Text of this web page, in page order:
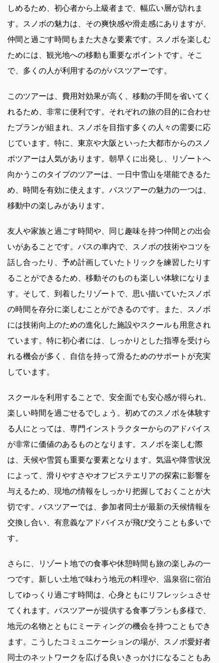
しめるため、初心者から上級者まで、幅広い層が訪れま
す。スノボの魅力は、その爽快感や滑走感にありますが、
仲間と過ごす時間もまた大きな要素です。スノボを楽しむ
ためには、観光地への移動も重要なポイントです。そこ
で、多くの人が利用するのがバスツアーです。
このツアーは、費用対効果が高く、移動の手間を省いてく
れるため、非常に便利です。それぞれの旅の目的に合わせ
たプランが組まれ、スノボを目指す多くの人々の需要に応
じています。特に、東京や大阪といった大都市からのスノ
ボツアーは人気があります。朝早くに出発し、リゾートへ
向かうこのタイプのツアーは、一日中雪山を堪能できるた
め、時間を有効に使えます。バスツアーの魅力の一つは、
移動中の楽しみがあります。
友人や家族と過ごす時間や、同じ趣味を持つ仲間との出会
いがあることです。バスの車内で、スノボの技術やコツを
話し合ったり、予め計画していたトリックを練習したりす
ることができるため、移動そのものも楽しい体験になりま
す。そして、到着したリゾートで、思い描いていたスノボ
の時間を存分に楽しむことができるのです。また、スノボ
には技術向上のための進化した施設やスクールも用意され
ています。特に初心者には、しっかりとした指導を受けら
れる機会が多く、自信を持って滑るためのサポートが充実
しています。
スクールを利用することで、安全面でも安心感が得られ、
楽しい時間を過ごせるでしょう。初めてのスノボを体験す
る人にとっては、専門インストラクターからのアドバイス
が非常に価値のあるものとなります。スノボを楽しむ際
は、天候や雪質も重要な要素となります。気温や降雪状況
によって、滑りやすさやオフピステエリアの探索に影響を
与えるため、現地の情報をしっかり把握しておくことが大
切です。バスツアーでは、参加者同士が最新の天候情報を
交換し合い、有意義なアドバイスが飛び交うことも多いで
す。
さらに、リゾート地での食事や休憩時間も旅の楽しみの一
つです。新しい土地で味わう地元の料理や、温泉宿に宿泊
してゆっくり過ごす時間は、心身ともにリフレッシュさせ
てくれます。バスツアーが提供する食事プランも多様で、
地元の名物とともにミーティングの機会を持つこともでき
ます。こうしたコミュニケーションの場が、スノボ愛好者
同士のネットワークを広げる良いきっかけになることもあ